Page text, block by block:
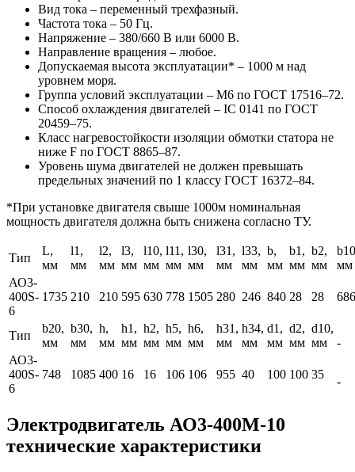
Вид тока – переменный трехфазный.
Частота тока – 50 Гц.
Напряжение – 380/660 В или 6000 В.
Направление вращения – любое.
Допускаемая высота эксплуатации* – 1000 м над
уровнем моря.
Группа условий эксплуатации – M6 по ГОСТ 17516–72.
Способ охлаждения двигателей – IC 0141 по ГОСТ
20459–75.
Класс нагревостойкости изоляции обмотки статора не
ниже F по ГОСТ 8865–87.
Уровень шума двигателей не должен превышать
предельных значений по 1 классу ГОСТ 16372–84.
*При установке двигателя свыше 1000м номинальная
мощность двигателя должна быть снижена согласно ТУ.
Тип
L,
мм
l1,
мм
l2,
мм
l3,
мм
l10,
мм
l11,
мм
l30,
мм
l31,
мм
l33,
мм
b,
мм
b1,
мм
b2,
мм
мм
АО3-
400S-
6
1735 210 210 595 630 778 1505 280 246 840 28 28 686
Тип
b20,
мм
b30,
мм
h,
мм
h1,
мм
h2,
мм
h5,
мм
h6,
мм
h31,
мм
h34,
мм
d1,
мм
d2,
мм
d10,
мм
-
АО3-
400S-
6
748 1085 400 16 16 106 106 955 40 100 100 35
-
Электродвигатель АО3-400М-10
технические характеристики